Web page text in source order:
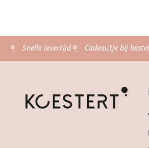
Snelle levertijd Cadeautje bij